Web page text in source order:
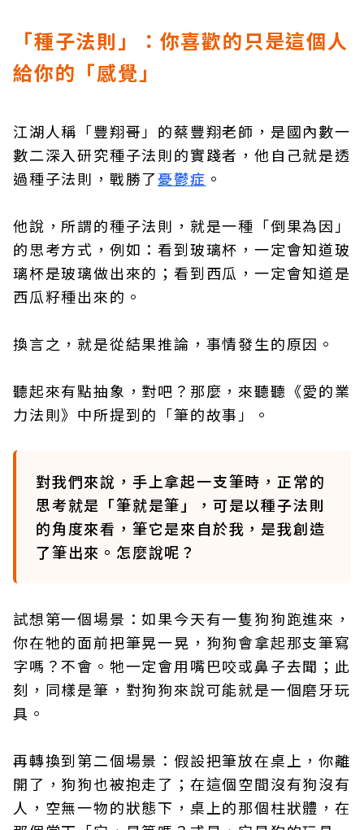
「種子法則」：你喜歡的只是這個人
給你的「感覺」
江湖人稱「豐翔哥」的蔡豐翔老師，是國內數一
數二深入研究種子法則的實踐者，他自己就是透
過種子法則，戰勝了憂鬱症 。
他說，所謂的種子法則，就是一種「倒果為因」
的思考方式，例如：看到玻璃杯，一定會知道玻
璃杯是玻璃做出來的；看到西瓜，一定會知道是
西瓜籽種出來的。
換言之，就是從結果推論，事情發生的原因。
聽起來有點抽象，對吧？那麼，來聽聽《愛的業
力法則》中所提到的「筆的故事」。
對我們來說，手上拿起一支筆時，正常的
思考就是「筆就是筆」，可是以種子法則
的角度來看，筆它是來自於我，是我創造
了筆出來。怎麼說呢？
試想第一個場景：如果今天有一隻狗狗跑進來，
你在牠的面前把筆晃一晃，狗狗會拿起那支筆寫
字嗎？不會。牠一定會用嘴巴咬或鼻子去聞；此
刻，同樣是筆，對狗狗來說可能就是一個磨牙玩
具。
再轉換到第二個場景：假設把筆放在桌上，你離
開了，狗狗也被抱走了；在這個空間沒有狗沒有
人，空無一物的狀態下，桌上的那個柱狀體，在